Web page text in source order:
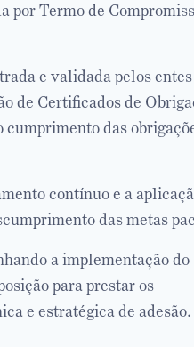
Termo de
e validada pelos entes
de Certificados de
das
contínuo e a
das metas
a implementação do
para prestar os
e estratégica de adesão.